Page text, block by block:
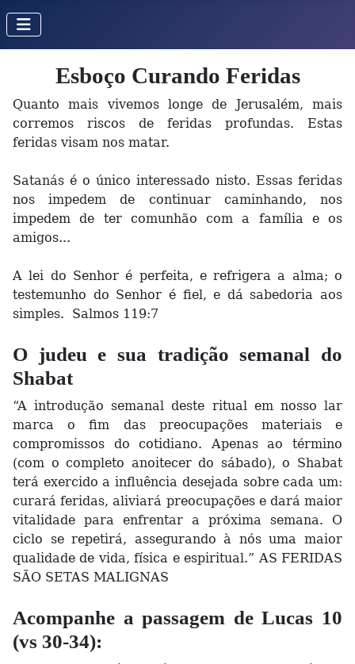
Esboço Curando Feridas
Quanto mais vivemos longe de Jerusalém, mais
corremos riscos de feridas profundas. Estas
feridas visam nos matar.
Satanás é o único interessado nisto. Essas feridas
nos impedem de continuar caminhando, nos
impedem de ter comunhão com a família e os
amigos...
A lei do Senhor é perfeita, e refrigera a alma; o
testemunho do Senhor é fiel, e dá sabedoria aos
simples. Salmos 119:7
O judeu e sua tradição semanal do
Shabat
“A introdução semanal deste ritual em nosso lar
marca o fim das preocupações materiais e
compromissos do cotidiano. Apenas ao término
(com o completo anoitecer do sábado), o Shabat
terá exercido a influência desejada sobre cada um:
curará feridas, aliviará preocupações e dará maior
vitalidade para enfrentar a próxima semana. O
ciclo se repetirá, assegurando à nós uma maior
qualidade de vida, física e espiritual.” AS FERIDAS
SÃO SETAS MALIGNAS
Acompanhe a passagem de Lucas 10
(vs 30-34):